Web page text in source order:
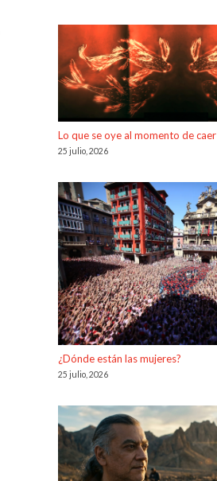
Lo que se oye al momento de caer
25 julio, 2026
¿Dónde están las mujeres?
25 julio, 2026